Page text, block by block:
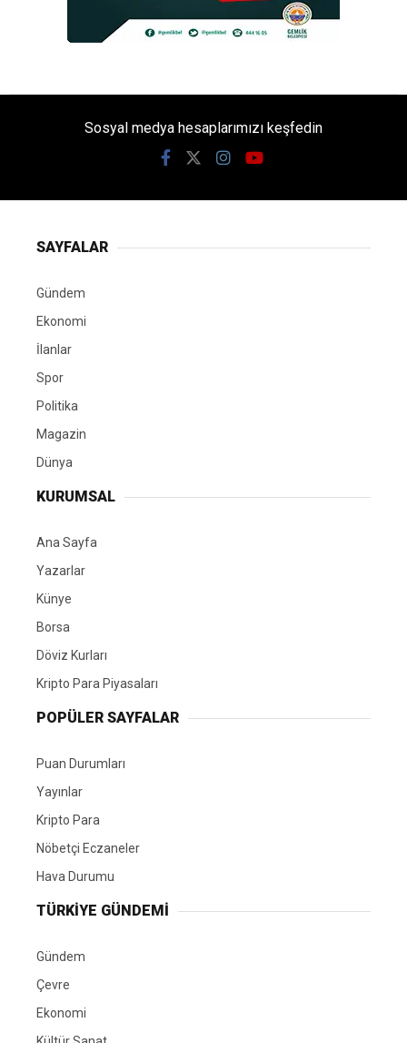
Sosyal medya hesaplarımızı keşfedin
SAYFALAR
Gündem
Ekonomi
İlanlar
Spor
Politika
Magazin
Dünya
KURUMSAL
Ana Sayfa
Yazarlar
Künye
Borsa
Döviz Kurları
Kripto Para Piyasaları
POPÜLER SAYFALAR
Puan Durumları
Yayınlar
Kripto Para
Nöbetçi Eczaneler
Hava Durumu
TÜRKIYE GÜNDEMI
Gündem
Çevre
Ekonomi